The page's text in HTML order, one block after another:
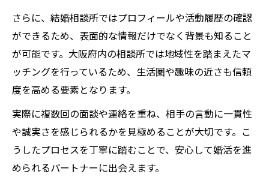
さらに、結婚相談所ではプロフィールや活動履歴の確認
ができるため、表面的な情報だけでなく背景も知ること
が可能です。大阪府内の相談所では地域性を踏まえたマ
ッチングを行っているため、生活圏や趣味の近さも信頼
度を高める要素となります。
実際に複数回の面談や連絡を重ね、相手の言動に一貫性
や誠実さを感じられるかを見極めることが大切です。こ
うしたプロセスを丁寧に踏むことで、安心して婚活を進
められるパートナーに出会えます。